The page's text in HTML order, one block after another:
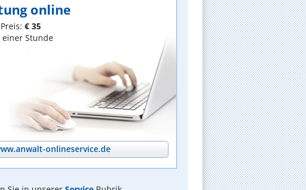
online
€ 35
Stunde
onlineservice.de